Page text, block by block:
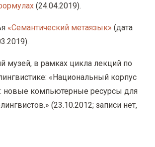
(24.04.2019).
«Семантический метаязык» (дата
музей, в рамках цикла лекций по
«Национальный корпус
новые компьютерные ресурсы для
(23.10.2012; записи нет,